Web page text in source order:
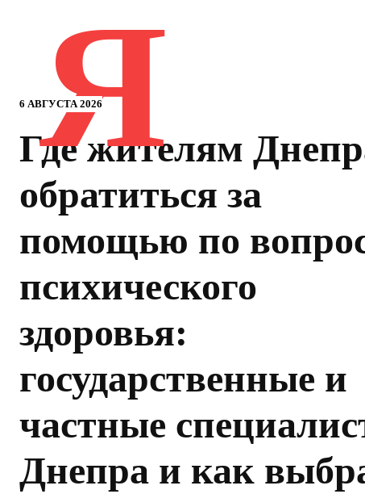
6 АВГУСТА 2026
Я
Где жителям
обратиться за
помощью по
психического
здоровья:
государственные и
частные
Днепра и как